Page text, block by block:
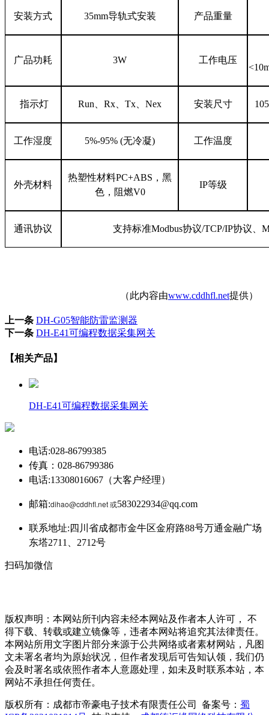
安装方式 35mm导轨式安装 产品重量
广品功耗 3W 工作电压
指示灯 Run、Rx、Tx、Nex 安装尺寸
工作湿度 5%-95% (无冷凝) 工作温度
外壳材料
热塑性材料PC+ABS，黑
色，阻燃V0
IP等级
通讯协议 支持标准Modbus协议/TCP/IP协议、
（此内容由www.cddhfl.net提供）
上一条 DH-G05智能防雷监测器
下一条 DH-E41可编程数据采集网关
【相关产品】
DH-E41可编程数据采集网关
电话:028-86799385
传真：028-86799386
电话:13308016067（大客户经理）
邮箱:dihao@cddhfl.net 或583022934@qq.com
联系地址:四川省成都市金牛区金府路88号万通金融广场
东塔2711、2712号
扫码加微信
版权声明：本网站所刊内容未经本网站及作者本人许可， 不
得下载、转载或建立镜像等，违者本网站将追究其法律责任。
本网站所用文字图片部分来源于公共网络或者素材网站，凡图
文未署名者均为原始状况，但作者发现后可告知认领，我们仍
会及时署名或依照作者本人意愿处理，如未及时联系本站，本
网站不承担任何责任。
版权所有：成都市帝豪电子技术有限责任公司 备案号： 蜀